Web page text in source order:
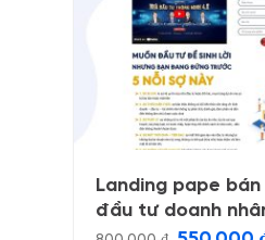
Landing pape
đầu tư doanh
Giá